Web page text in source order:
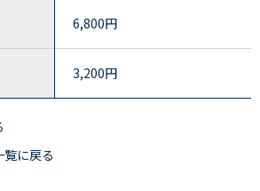
6,800円
3,200円
に戻る